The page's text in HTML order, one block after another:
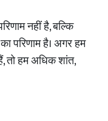
नहीं है, बल्कि
परिणाम है। अगर हम
तो हम अधिक शांत,